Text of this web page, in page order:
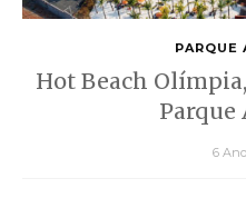
PARQUE
Hot Beach
Parque
6